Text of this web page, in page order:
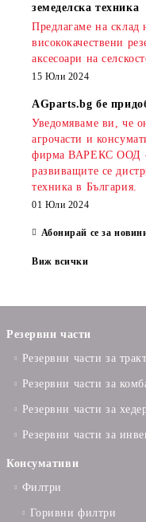
земеделска техника
Предлагаме на
висококачествени
аксесоари на
15 Юли 2024
AGparts.bg бе
Уведомяваме ви, че
агрочасти и
фирма ВАРЕКС ООД
развиващите се
техника в България.
01 Юли 2024
Абонирай се за
Виж всички
Резервни части
Резервни части за
Резервни части за
Резервни части за
Резервни части за
Консумативи
Филтри
Горивни филтри